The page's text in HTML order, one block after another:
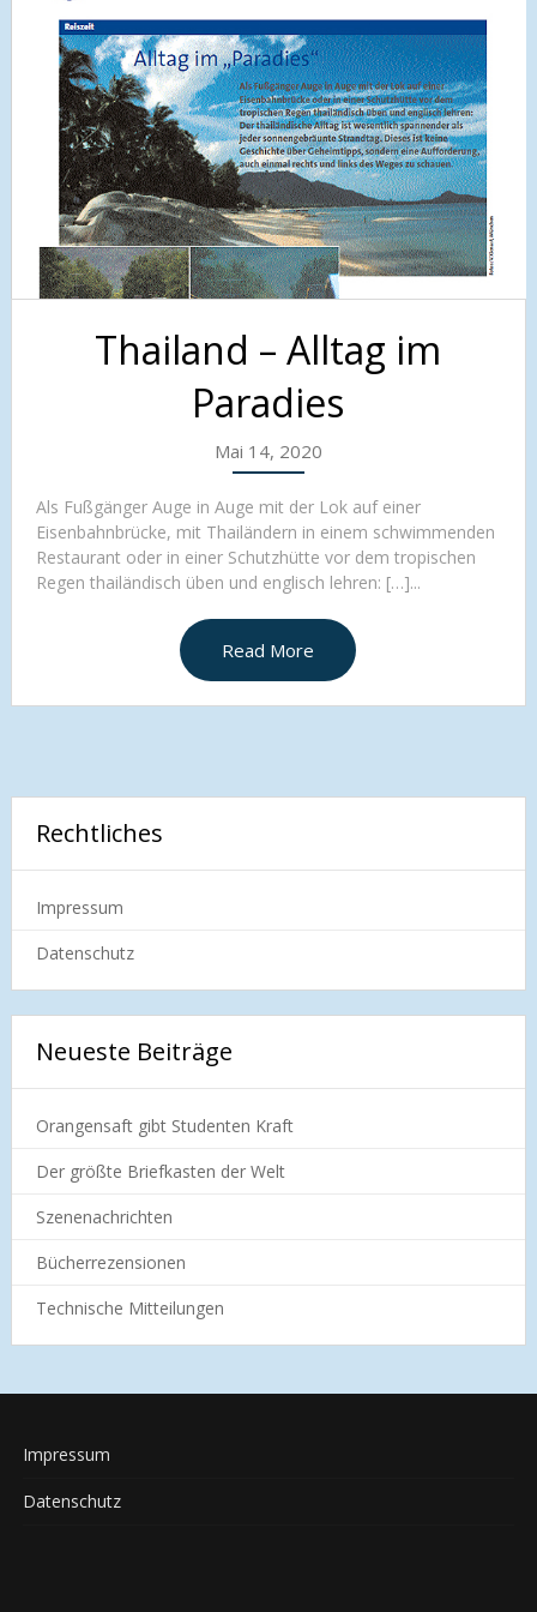
Thailand – Alltag im
Paradies
Mai 14, 2020
Als Fußgänger Auge in Auge mit der Lok auf einer
Eisenbahnbrücke, mit Thailändern in einem schwimmenden
Restaurant oder in einer Schutzhütte vor dem tropischen
Regen thailändisch üben und englisch lehren: […]...
Read More
Rechtliches
Impressum
Datenschutz
Neueste Beiträge
Orangensaft gibt Studenten Kraft
Der größte Briefkasten der Welt
Szenenachrichten
Bücherrezensionen
Technische Mitteilungen
Impressum
Datenschutz